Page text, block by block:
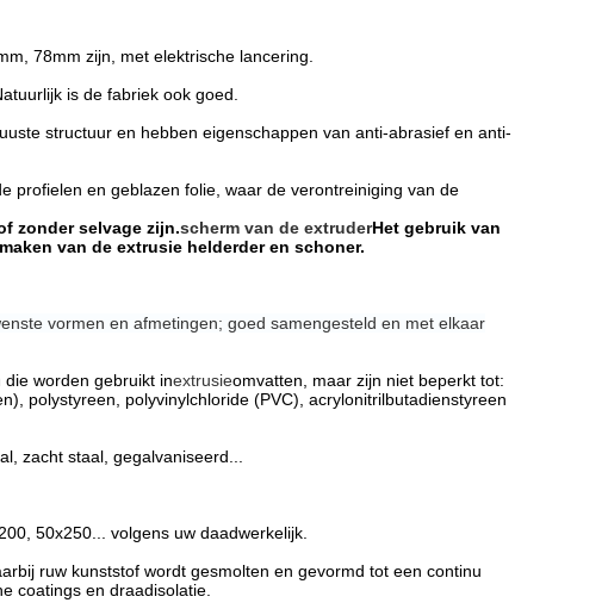
78mm zijn, met elektrische lancering.
is de fabriek ook goed.
structuur en hebben eigenschappen van anti-abrasief en anti-
profielen en geblazen folie, waar de verontreiniging van de
zonder selvage zijn.scherm van de extruderHet gebruik van
van de extrusie helderder en schoner.
vormen en afmetingen; goed samengesteld en met elkaar
worden gebruikt inextrusieomvatten, maar zijn niet beperkt tot:
polystyreen, polyvinylchloride (PVC), acrylonitrilbutadienstyreen
zacht staal, gegalvaniseerd...
50x250... volgens uw daadwerkelijk.
ruw kunststof wordt gesmolten en gevormd tot een continu
coatings en draadisolatie.